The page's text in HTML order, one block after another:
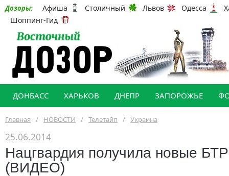
Дозоры: Афиша Столичный Львов Одесса
Шоппинг-Гид
ДОНБАСС ХАРЬКОВ ДНЕПР ЗАПОРОЖЬЕ
Главная / НОВОСТИ / Телетайп / Украина
25.06.2014
Нацгвардия получила новые
(ВИДЕО)